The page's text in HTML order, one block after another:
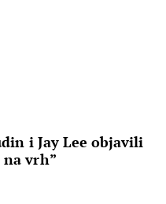
i Jay Lee objavili
vrh”